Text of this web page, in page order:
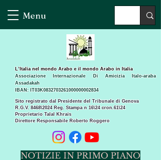
Menu
Sito registrato dal Presidente del Tribunale di Genova
R.G.V. 8468\2024 Reg. Stampa n 16\24 cron.61\24 ​
Proprietario Talal Khrais
Direttore Responsabile Roberto Roggero
L’Italia nel mondo Arabo e il mondo Arabo in Italia
Associazione Internazionale Di Amicizia Italo-araba
Assadakah
IBAN: IT03K0832703261000000002834
NOTIZIE IN PRIMO PIANO